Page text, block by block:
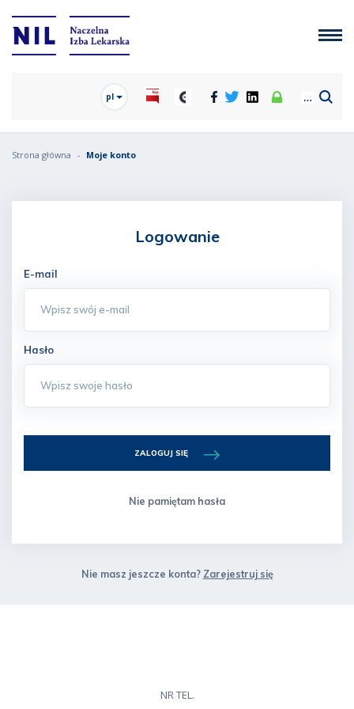
pl
Strona główna Moje konto
Logowanie
E-mail
Hasło
ZALOGUJ SIĘ
Nie pamiętam hasła
Nie masz jeszcze konta? Zarejestruj się
NR TEL.